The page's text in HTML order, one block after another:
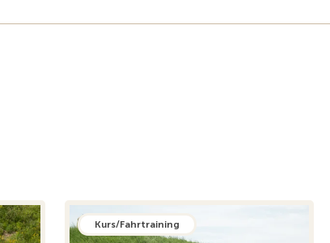
Kurs/Fahrtraining